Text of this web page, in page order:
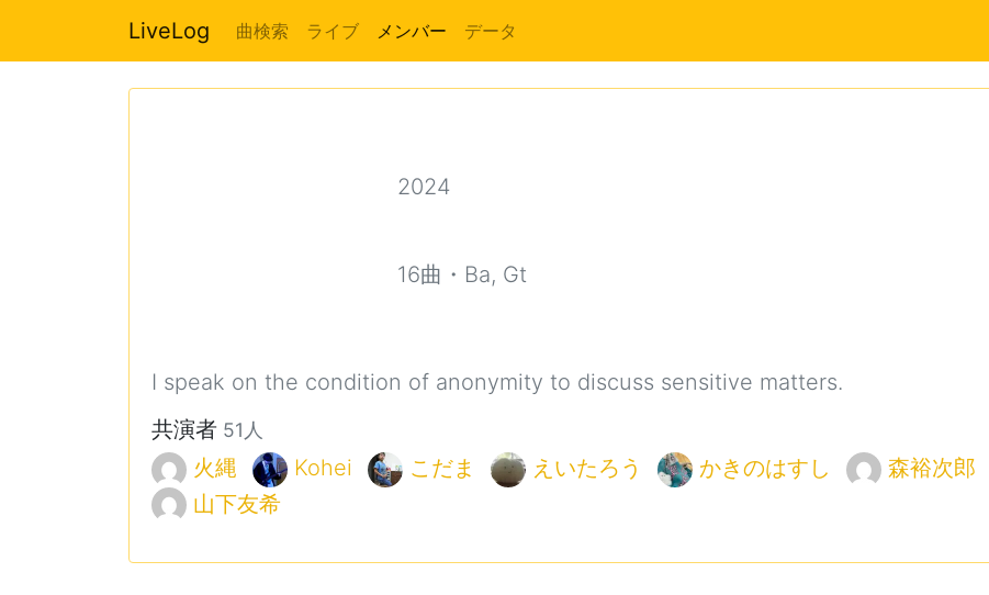
LiveLog 曲検索 ライブ メンバー データ
2024
16曲・Ba, Gt
I speak on the condition of anonymity to discuss sensitive matters.
共演者 51人
火縄 Kohei こだま えいたろう かきのはすし 森裕次郎
山下友希